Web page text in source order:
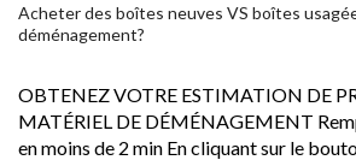
Acheter des boîtes neuves VS boîtes
déménagement?
OBTENEZ VOTRE ESTIMATION DE
MATÉRIEL DE DÉMÉNAGEMENT
en moins de 2 min En cliquant sur le